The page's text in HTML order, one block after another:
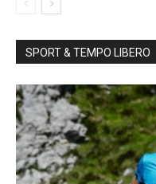
SPORT & TEMPO LIBERO